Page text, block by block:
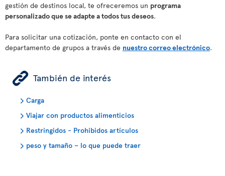
gestión de destinos local, te ofreceremos un programa
personalizado que se adapte a todos tus deseos.
Para solicitar una cotización, ponte en contacto con el
departamento de grupos a través de nuestro correo electrónico.
ÿ También de interés
Carga
Viajar con productos alimenticios
Restringidos - Prohibidos artículos
peso y tamaño – lo que puede traer